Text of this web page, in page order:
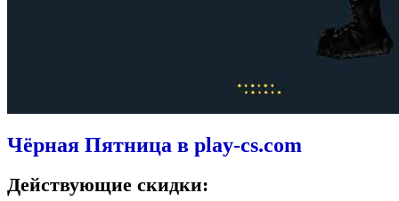
Чёрная Пятница в play-cs.com
Действующие скидки: